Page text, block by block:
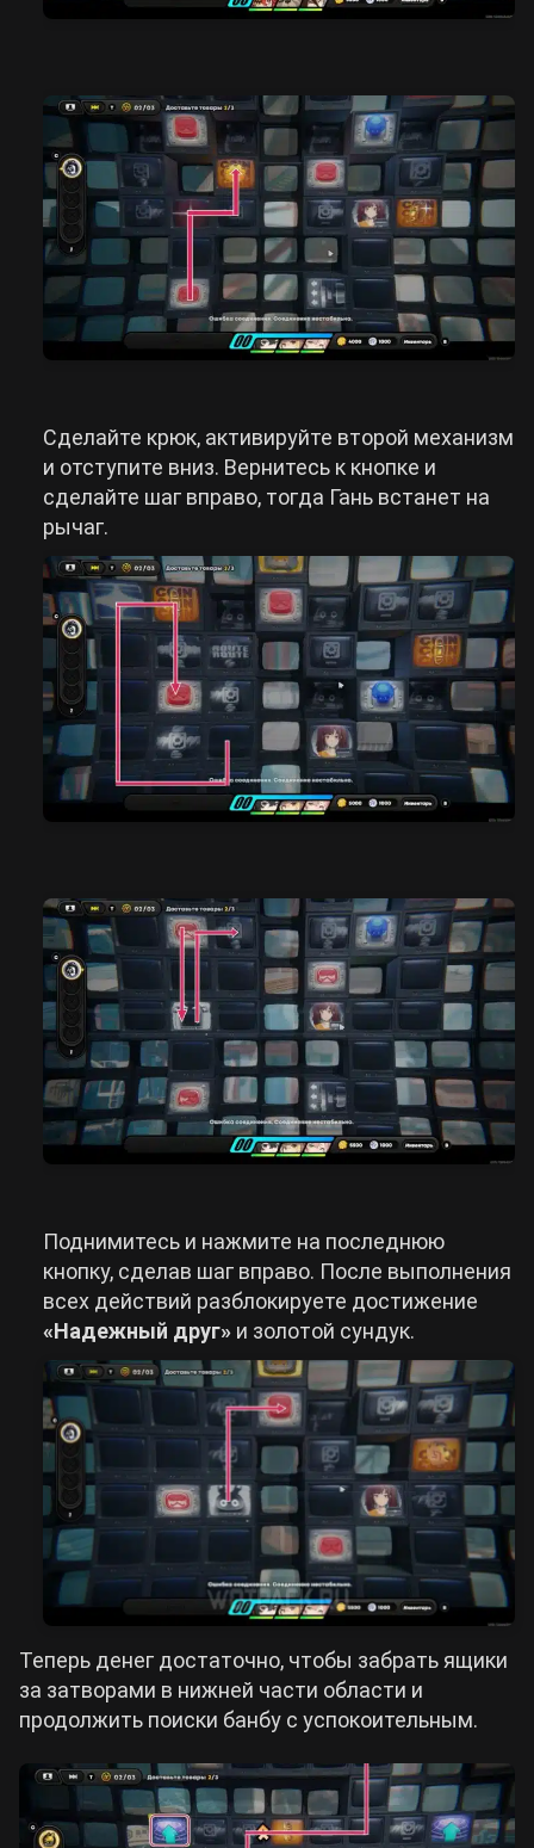
Сделайте крюк, активируйте второй механизм
и отступите вниз. Вернитесь к кнопке и
сделайте шаг вправо, тогда Гань встанет на
рычаг.
Поднимитесь и нажмите на последнюю
кнопку, сделав шаг вправо. После выполнения
всех действий разблокируете достижение
«Надежный друг» и золотой сундук.
Теперь денег достаточно, чтобы забрать ящики
за затворами в нижней части области и
продолжить поиски банбу с успокоительным.